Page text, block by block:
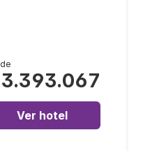
Ver hotel